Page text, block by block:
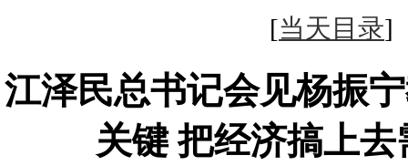
[当天目录
江泽民总书记会见杨振
关键 把经济搞上